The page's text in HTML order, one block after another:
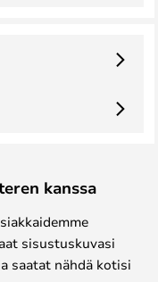
kanssa
sisustuskuvasi
saatat nähdä kotisi